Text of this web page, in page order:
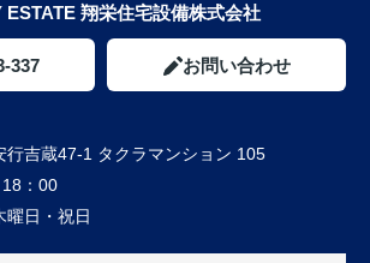
ESTATE 翔栄住宅設備株式会社
337 お問い合わせ
行吉蔵47-1 タクラマンション 105
：00
曜日・祝日